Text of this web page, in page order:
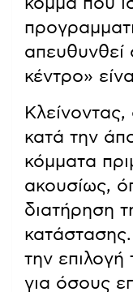
απευθυνθεί
κέντρο»
Κλείνοντας,
κατά την
κόμματα
ακουσίως,
διατήρηση
την
για όσους